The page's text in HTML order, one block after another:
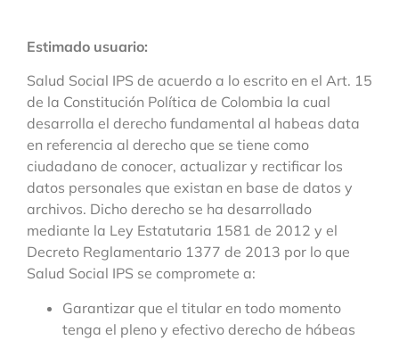
Estimado usuario:
Salud Social IPS de acuerdo a lo escrito en el Art. 15
de la Constitución Política de Colombia la cual
desarrolla el derecho fundamental al habeas data
en referencia al derecho que se tiene como
ciudadano de conocer, actualizar y rectificar los
datos personales que existan en base de datos y
archivos. Dicho derecho se ha desarrollado
mediante la Ley Estatutaria 1581 de 2012 y el
Decreto Reglamentario 1377 de 2013 por lo que
Salud Social IPS se compromete a:
Garantizar que el titular en todo momento
tenga el pleno y efectivo derecho de hábeas